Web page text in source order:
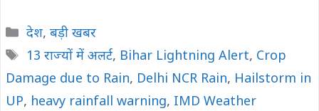
Categories
देश, बड़ी खबर
Tags
13 राज्यों में अलर्ट, Bihar Lightning Alert, Crop
Damage due to Rain, Delhi NCR Rain, Hailstorm in
UP, heavy rainfall warning, IMD Weather